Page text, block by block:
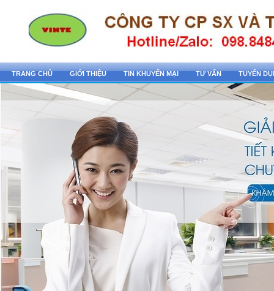
TRANG CHỦ GIỚI THIỆU TIN KHUYẾN MẠI TƯ VẤN TUYỂN